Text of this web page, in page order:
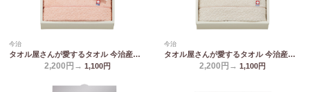
今治
タオル屋さんが愛するタオル 今治産フェイスタオル ピンク TA2120BE/PI
2,200円→ 1,100円
今治
タオル屋さんが愛するタオル 今治産フェイスタオル ベージュ TA2120BE/PI
2,200円→ 1,100円